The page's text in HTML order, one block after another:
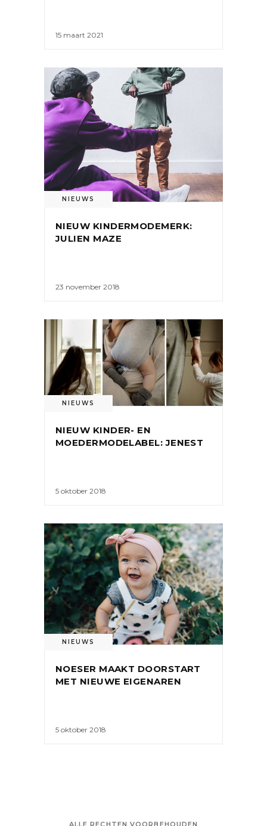
15 maart 2021
NIEUWS
NIEUW KINDERMODEMERK:
JULIEN MAZE
23 november 2018
NIEUWS
NIEUW KINDER- EN
MOEDERMODELABEL: JENEST
5 oktober 2018
NIEUWS
NOESER MAAKT DOORSTART
MET NIEUWE EIGENAREN
5 oktober 2018
ALLE RECHTEN VOORBEHOUDEN